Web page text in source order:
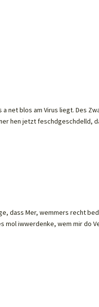
net blos am Virus liegt. Des
hen jetzt feschdgeschdelld,
dass Mer, wemmers recht
mol iwwerdenke, wem mir do